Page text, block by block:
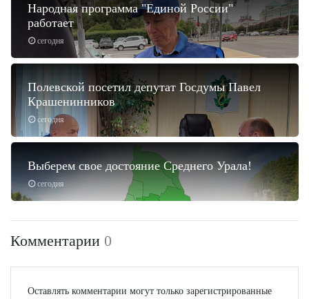
сегодня
Народная программа "Единой России"
работает
сегодня
Полевской посетил депутат Госдумы Павел
Крашенинников
сегодня
Выберем свое достояние Среднего Урала!
Комментарии 0
Оставлять комментарии могут только зарегистрированные